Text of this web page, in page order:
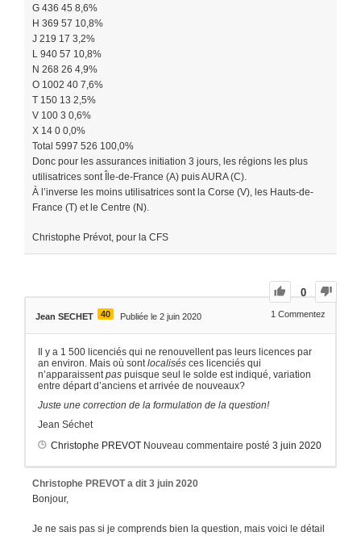
G 436 45 8,6%
H 369 57 10,8%
J 219 17 3,2%
L 940 57 10,8%
N 268 26 4,9%
O 1002 40 7,6%
T 150 13 2,5%
V 100 3 0,6%
X 14 0 0,0%
Total 5997 526 100,0%
Donc pour les assurances initiation 3 jours, les régions les plus
utilisatrices sont Île-de-France (A) puis AURA (C).
À l’inverse les moins utilisatrices sont la Corse (V), les Hauts-de-
France (T) et le Centre (N).
Christophe Prévot, pour la CFS
0
Jean SECHET 40 Publiée le 2 juin 2020 1 Commentez
Il y a 1 500 licenciés qui ne renouvellent pas leurs licences par
an environ. Mais où sontlocalisés ces licenciés qui
n’apparaissentpas puisque seul le solde est indiqué, variation
entre départ d’anciens et arrivée de nouveaux?
Juste une correction de la formulation de la question!
Jean Séchet
Christophe PREVOT Nouveau commentaire posté 3 juin 2020
Christophe PREVOT a dit 3 juin 2020
Bonjour,
Je ne sais pas si je comprends bien la question, mais voici le détail